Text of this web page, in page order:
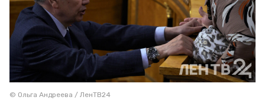
© Ольга Андреева / ЛенТВ24